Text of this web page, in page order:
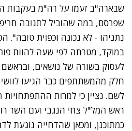
שבארה"ב זעמו על רה"מ בעקבות
שפרסם, במה שהוביל לתגובה
נתניהו - לא נכונה וכפוית טובה".
במוקד, מטרתה לפי שעה להוות
לעסוק בשורה של נושאים, ובראשם
חלק מהמשתתפים כבר הגיעו
לשם. נציין כי למרות
ראש המל"ל צחי הנגבי ועם השר
כמתוכנן, ומכאן שהדחייה נוגעת